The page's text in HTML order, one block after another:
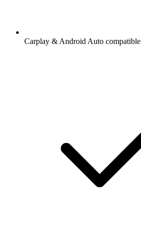
Carplay & Android Auto compatible